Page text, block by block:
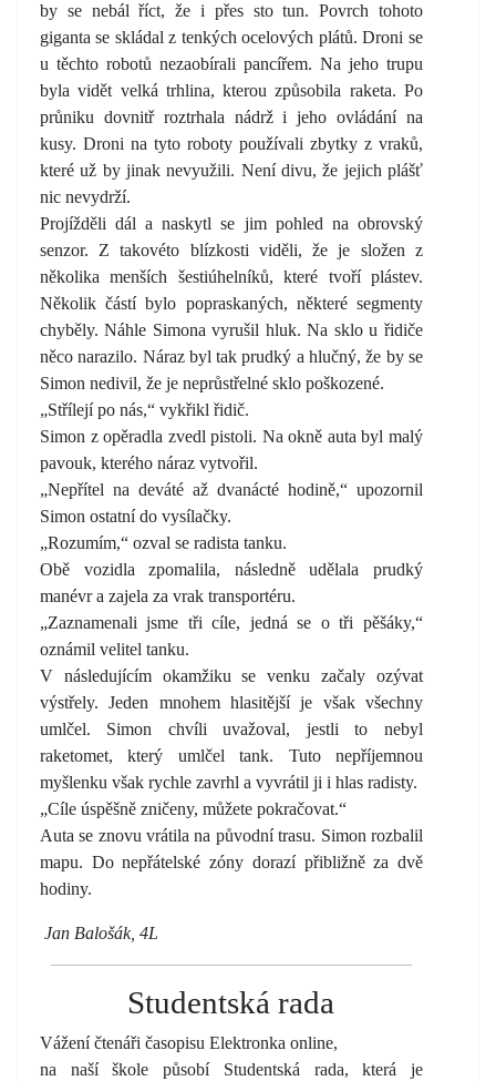
by se nebál říct, že i přes sto tun. Povrch tohoto
giganta se skládal z tenkých ocelových plátů. Droni se
u těchto robotů nezaobírali pancířem. Na jeho trupu
byla vidět velká trhlina, kterou způsobila raketa. Po
průniku dovnitř roztrhala nádrž i jeho ovládání na
kusy. Droni na tyto roboty používali zbytky z vraků,
které už by jinak nevyužili. Není divu, že jejich plášť
nic nevydrží.
Projížděli dál a naskytl se jim pohled na obrovský
senzor. Z takovéto blízkosti viděli, že je složen z
několika menších šestiúhelníků, které tvoří plástev.
Několik částí bylo popraskaných, některé segmenty
chyběly. Náhle Simona vyrušil hluk. Na sklo u řidiče
něco narazilo. Náraz byl tak prudký a hlučný, že by se
Simon nedivil, že je neprůstřelné sklo poškozené.
„Střílejí po nás,“ vykřikl řidič.
Simon z opěradla zvedl pistoli. Na okně auta byl malý
pavouk, kterého náraz vytvořil.
„Nepřítel na deváté až dvanácté hodině,“ upozornil
Simon ostatní do vysílačky.
„Rozumím,“ ozval se radista tanku.
Obě vozidla zpomalila, následně udělala prudký
manévr a zajela za vrak transportéru.
„Zaznamenali jsme tři cíle, jedná se o tři pěšáky,“
oznámil velitel tanku.
V následujícím okamžiku se venku začaly ozývat
výstřely. Jeden mnohem hlasitější je však všechny
umlčel. Simon chvíli uvažoval, jestli to nebyl
raketomet, který umlčel tank. Tuto nepříjemnou
myšlenku však rychle zavrhl a vyvrátil ji i hlas radisty.
„Cíle úspěšně zničeny, můžete pokračovat.“
Auta se znovu vrátila na původní trasu. Simon rozbalil
mapu. Do nepřátelské zóny dorazí přibližně za dvě
hodiny.
Jan Balošák, 4L
Studentská rada
Vážení čtenáři časopisu Elektronka online,
na naší škole působí Studentská rada, která je